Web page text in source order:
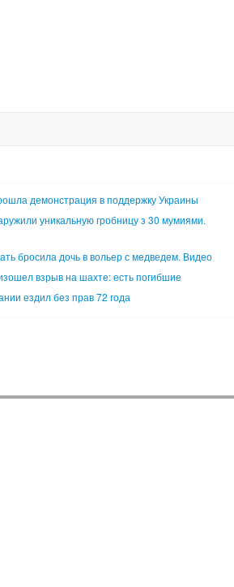
демонстрация в поддержку Украины
уникальную гробницу з 30 мумиями.
бросила дочь в вольер с медведем. Видео
взрыв на шахте: есть погибшие
ездил без прав 72 года